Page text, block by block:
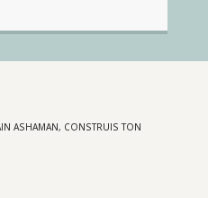
ASHAMAN, CONSTRUIS TON